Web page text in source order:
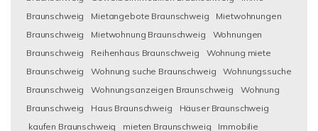
Braunschweig
Mietangebote Braunschweig
Mietwohnungen
Braunschweig
Mietwohnung Braunschweig
Wohnungen
Braunschweig
Reihenhaus Braunschweig
Wohnung miete
Braunschweig
Wohnung suche Braunschweig
Wohnungssuche
Braunschweig
Wohnungsanzeigen Braunschweig
Wohnung
Braunschweig
Haus Braunschweig
Häuser Braunschweig
kaufen Braunschweig
mieten Braunschweig
Immobilie